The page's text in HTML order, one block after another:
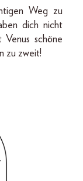
Weg zu
dich nicht
schöne
zu zweit!